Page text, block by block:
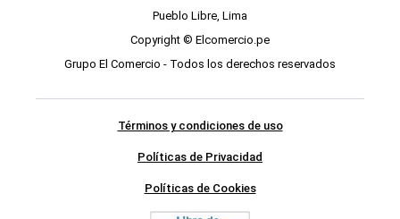
Pueblo Libre, Lima
Copyright © Elcomercio.pe
Grupo El Comercio - Todos los derechos reservados
Términos y condiciones de uso
Políticas de Privacidad
Políticas de Cookies